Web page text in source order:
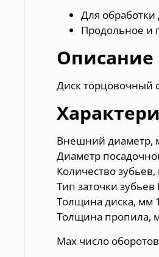
Для
Продольное и
Описание
Диск торцовочный
Внешний диаметр,
Диаметр
Количество
Тип заточки зубьев
Толщина диска, мм
Толщина пропила,
Max число